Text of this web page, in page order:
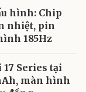
hình: Chip
nhiệt, pin
185Hz
Series tại
màn hình